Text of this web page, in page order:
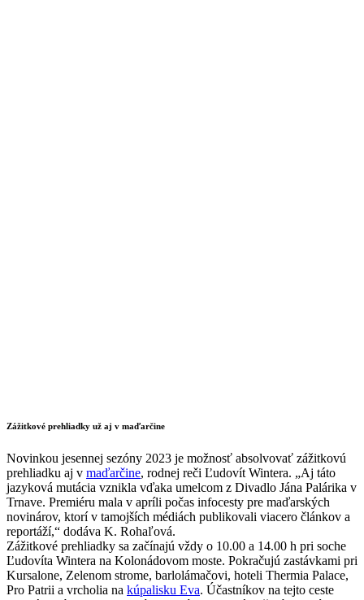
Zážitkové prehliadky už aj v maďarčine
Novinkou jesennej sezóny 2023 je možnosť absolvovať zážitkovú
prehliadku aj v maďarčine, rodnej reči Ľudovít Wintera. „Aj táto
jazyková mutácia vznikla vďaka umelcom z Divadlo Jána Palárika v
Trnave. Premiéru mala v apríli počas infocesty pre maďarských
novinárov, ktorí v tamojších médiách publikovali viacero článkov a
reportáží,“ dodáva K. Rohaľová.
Zážitkové prehliadky sa začínajú vždy o 10.00 a 14.00 h pri soche
Ľudovíta Wintera na Kolonádovom moste. Pokračujú zastávkami pri
Kursalone, Zelenom strome, barlolámačovi, hoteli Thermia Palace,
Pro Patrii a vrcholia na kúpalisku Eva. Účastníkov na tejto ceste